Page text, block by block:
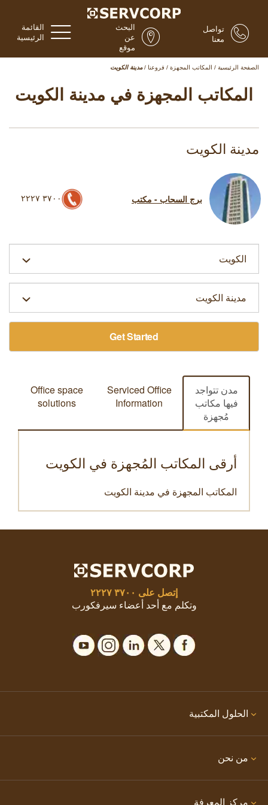
القائمة
الرئيسية
البحث
عن
موقع
تواصل
معنا
الصفحة الرئيسية / المكاتب المجهزة / فروعنا / مدينة الكويت
المكاتب المجهزة في مدينة الكويت
مدينة الكويت
برج السحاب - مكتب ٣٧٠٠ ٢٢٢٧
Get Started
مدن تتواجد
فيها مكاتب
مُجهزة
Serviced Office
Information
Office space
solutions
أرقى المكاتب المُجهزة في الكويت
المكاتب المجهزة في مدينة الكويت
إتصل على ٣٧٠٠ ٢٢٢٧
وتكلم مع أحد أعضاء سيرفكورب
الحلول المكتبية
من نحن
مركز المعرفة